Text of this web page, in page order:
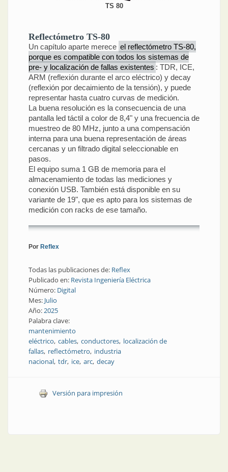
TS 80
Reflectómetro TS-80
Un capítulo aparte merece el reflectómetro TS-80,
porque es compatible con todos los sistemas de
pre- y localización de fallas existentes : TDR, ICE,
ARM (reflexión durante el arco eléctrico) y decay
(reflexión por decaimiento de la tensión), y puede
representar hasta cuatro curvas de medición.
La buena resolución es la consecuencia de una
pantalla led táctil a color de 8,4" y una frecuencia de
muestreo de 80 MHz, junto a una compensación
interna para una buena representación de áreas
cercanas y un filtrado digital seleccionable en
pasos.
El equipo suma 1 GB de memoria para el
almacenamiento de todas las mediciones y
conexión USB. También está disponible en su
variante de 19", que es apto para los sistemas de
medición con racks de ese tamaño.
Por Reflex
Todas las publicaciones de: Reflex
Publicado en: Revista Ingeniería Eléctrica
Número: Digital
Mes: Julio
Año:2025
Palabra clave:
mantenimiento
eléctrico cables conductores localización de
fallas reflectómetro industria
nacional tdr ice arc decay
Versión para impresión